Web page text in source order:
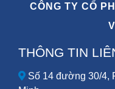
CÔNG TY CỔ
THÔNG TIN
Số 14 đường 30/4,